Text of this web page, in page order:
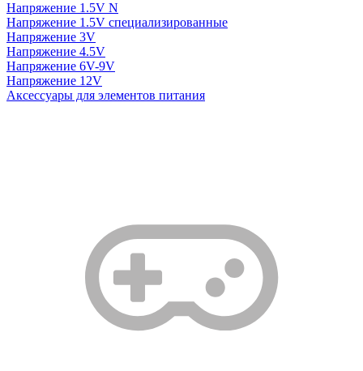
Напряжение 1.5V N
Напряжение 1.5V специализированные
Напряжение 3V
Напряжение 4.5V
Напряжение 6V-9V
Напряжение 12V
Аксессуары для элементов питания